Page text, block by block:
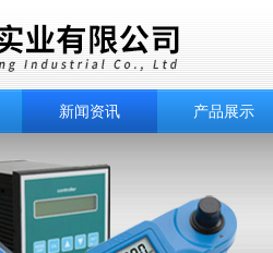
新闻资讯 产品展示